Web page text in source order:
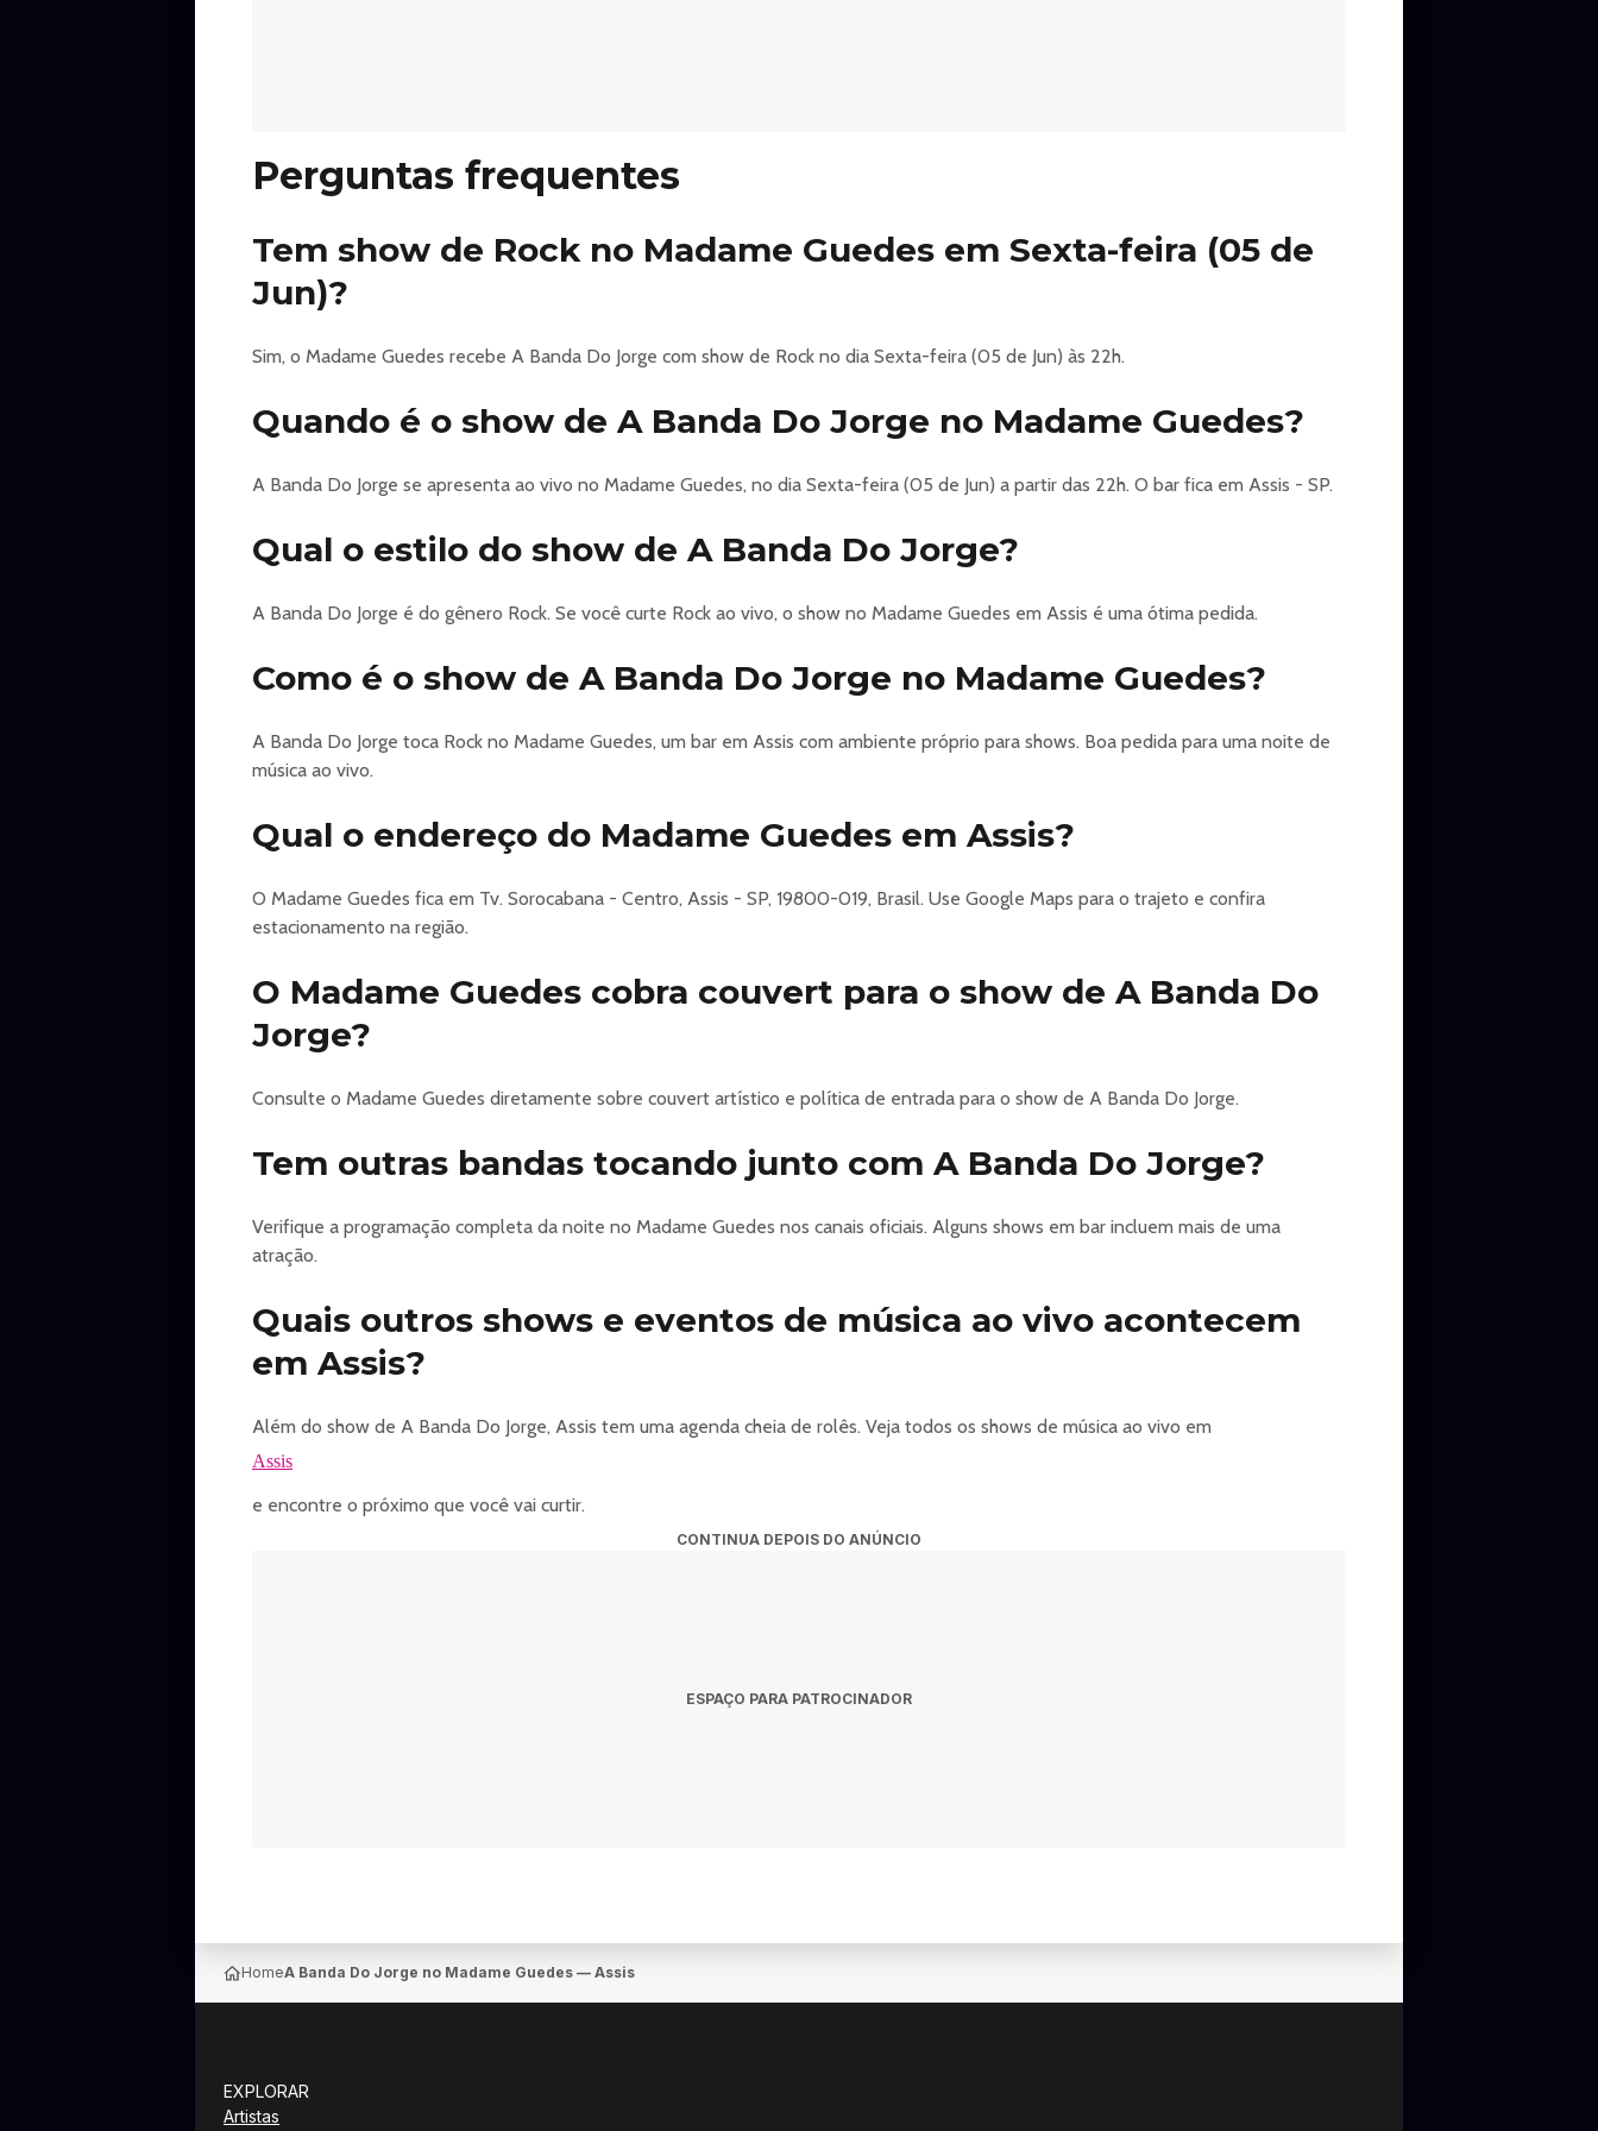
Perguntas frequentes
Tem show de Rock no Madame Guedes em Sexta-feira (05 de
Jun)?
Sim, o Madame Guedes recebe A Banda Do Jorge com show de Rock no dia Sexta-feira (05 de Jun) às 22h.
Quando é o show de A Banda Do Jorge no Madame Guedes?
A Banda Do Jorge se apresenta ao vivo no Madame Guedes, no dia Sexta-feira (05 de Jun) a partir das 22h. O bar fica em Assis - SP.
Qual o estilo do show de A Banda Do Jorge?
A Banda Do Jorge é do gênero Rock. Se você curte Rock ao vivo, o show no Madame Guedes em Assis é uma ótima pedida.
Como é o show de A Banda Do Jorge no Madame Guedes?
A Banda Do Jorge toca Rock no Madame Guedes, um bar em Assis com ambiente próprio para shows. Boa pedida para uma noite de
música ao vivo.
Qual o endereço do Madame Guedes em Assis?
O Madame Guedes fica em Tv. Sorocabana - Centro, Assis - SP, 19800-019, Brasil. Use Google Maps para o trajeto e confira
estacionamento na região.
O Madame Guedes cobra couvert para o show de A Banda Do
Jorge?
Consulte o Madame Guedes diretamente sobre couvert artístico e política de entrada para o show de A Banda Do Jorge.
Tem outras bandas tocando junto com A Banda Do Jorge?
Verifique a programação completa da noite no Madame Guedes nos canais oficiais. Alguns shows em bar incluem mais de uma
atração.
Quais outros shows e eventos de música ao vivo acontecem
em Assis?
Além do show de A Banda Do Jorge, Assis tem uma agenda cheia de rolês. Veja todos os shows de música ao vivo em
Assis
e encontre o próximo que você vai curtir.
CONTINUA DEPOIS DO ANÚNCIO
ESPAÇO PARA PATROCINADOR
HomeA Banda Do Jorge no Madame Guedes — Assis
EXPLORAR
Artistas